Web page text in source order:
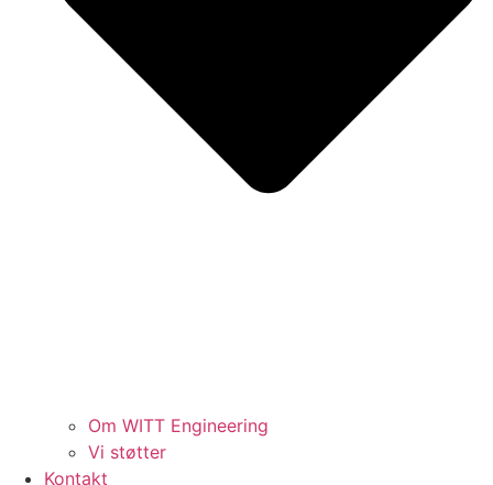
Om WITT Engineering
Vi støtter
Kontakt